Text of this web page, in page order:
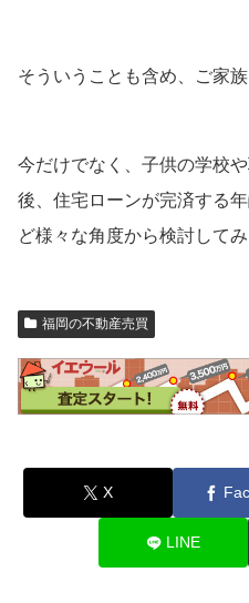
そういうことも含め、ご家
今だけでなく、子供の学校
後、住宅ローンが完済する
ど様々な角度から検討してみ
福岡の不動産売買
X
LINE